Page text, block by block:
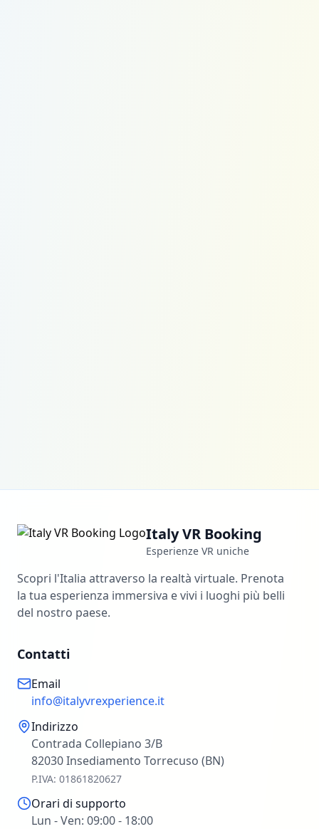
Italy VR Booking
Esperienze VR uniche
Scopri l'Italia attraverso la realtà virtuale. Prenota
la tua esperienza immersiva e vivi i luoghi più belli
del nostro paese.
Contatti
Email
info@italyvrexperience.it
Indirizzo
Contrada Collepiano 3/B
82030 Insediamento Torrecuso (BN)
P.IVA: 01861820627
Orari di supporto
Lun - Ven: 09:00 - 18:00